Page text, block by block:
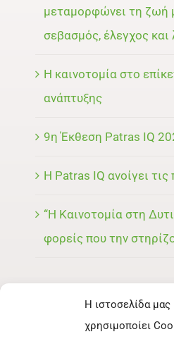
Η ιστοσελίδα μας
χρησιμοποίει
μεταμορφώνει τη ζωή
σεβασμός, έλεγχος και
Η καινοτομία στο
ανάπτυξης
9η Έκθεση Patras IQ
Η Patras IQ ανοίγει τις
“Η Καινοτομία στη
φορείς που την